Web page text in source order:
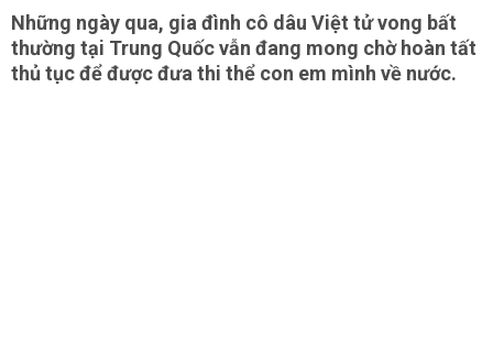
Những ngày qua, gia đình cô dâu Việt tử vong bất
thường tại Trung Quốc vẫn đang mong chờ hoàn tất
thủ tục để được đưa thi thể con em mình về nước.